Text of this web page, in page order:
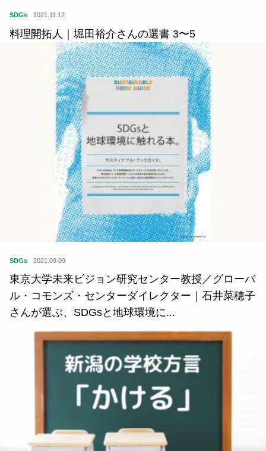
SDGs 2021.11.12
料理開拓人｜堀田裕介さんの選書 3〜5
SDGs 2021.09.09
東京大学未来ビジョン研究センター教授／グローバ
ル・コモンズ・センターダイレクター｜石井菜穂子
さんが選ぶ、SDGsと地球環境に...